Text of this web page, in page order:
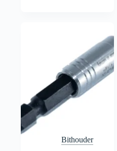
Bithouder